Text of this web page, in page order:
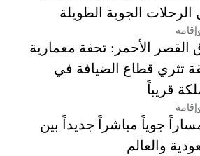
الرحلات الجوية الطويلة
القصر الأحمر: تحفة معمارية
تثري قطاع الضيافة في
قريباً
مساراً جوياً مباشراً جديداً بين
والعالم